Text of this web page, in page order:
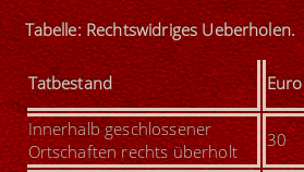
Tabelle: Rechtswidriges Ueberholen.
Tatbestand Euro
Innerhalb geschlossener
Ortschaften rechts überholt
30